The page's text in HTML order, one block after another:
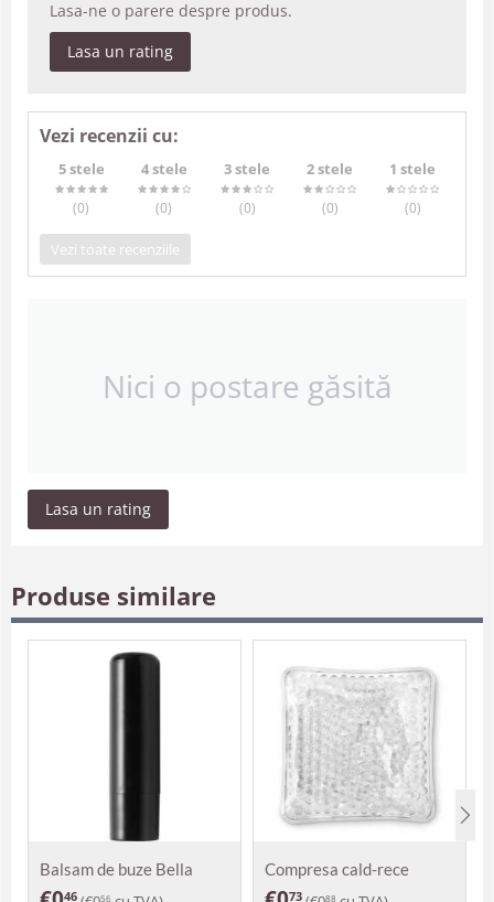
Lasa-ne o parere despre produs.
Lasa un rating
Vezi recenzii cu:
5 stele
(0)
4 stele
(0)
3 stele
(0)
2 stele
(0)
1 stele
(0)
Vezi toate recenziile
Nici o postare găsită
Lasa un rating
Produse similare
Balsam de buze Bella
46 56
Compresa cald-rece
73 88